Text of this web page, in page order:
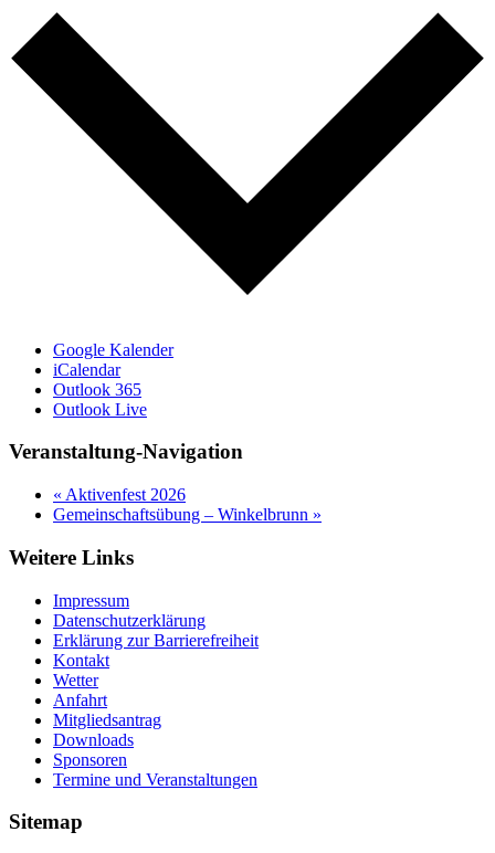
Google Kalender
iCalendar
Outlook 365
Outlook Live
Veranstaltung-Navigation
« Aktivenfest 2026
Gemeinschaftsübung – Winkelbrunn »
Weitere Links
Impressum
Datenschutzerklärung
Erklärung zur Barriere­frei­heit
Kontakt
Wetter
Anfahrt
Mitgliedsantrag
Downloads
Sponsoren
Termine und Veranstaltungen
Sitemap